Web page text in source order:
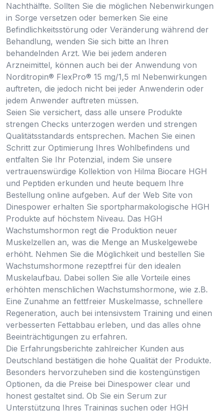
Nachthälfte. Sollten Sie die möglichen Nebenwirkungen
in Sorge versetzen oder bemerken Sie eine
Befindlichkeitsstörung oder Veränderung während der
Behandlung, wenden Sie sich bitte an Ihren
behandelnden Arzt. Wie bei jedem anderen
Arzneimittel, können auch bei der Anwendung von
Norditropin® FlexPro® 15 mg/1,5 ml Nebenwirkungen
auftreten, die jedoch nicht bei jeder Anwenderin oder
jedem Anwender auftreten müssen.
Seien Sie versichert, dass alle unsere Produkte
strengen Checks unterzogen werden und strengen
Qualitätsstandards entsprechen. Machen Sie einen
Schritt zur Optimierung Ihres Wohlbefindens und
entfalten Sie Ihr Potenzial, indem Sie unsere
vertrauenswürdige Kollektion von Hilma Biocare HGH
und Peptiden erkunden und heute bequem Ihre
Bestellung online aufgeben. Auf der Web Site von
Dinespower erhalten Sie sportpharmakologische HGH
Produkte auf höchstem Niveau. Das HGH
Wachstumshormon regt die Produktion neuer
Muskelzellen an, was die Menge an Muskelgewebe
erhöht. Nehmen Sie die Möglichkeit und bestellen Sie
Wachstumshormone rezeptfrei für den idealen
Muskelaufbau. Dabei sollen Sie alle Vorteile eines
erhöhten menschlichen Wachstumshormone, wie z.B.
Eine Zunahme an fettfreier Muskelmasse, schnellere
Regeneration, auch bei intensivstem Training und einen
verbesserten Fettabbau erleben, und das alles ohne
Beeinträchtigungen zu erfahren.
Die Erfahrungsberichte zahlreicher Kunden aus
Deutschland bestätigen die hohe Qualität der Produkte.
Besonders hervorzuheben sind die kostengünstigen
Optionen, da die Preise bei Dinespower clear und
honest gestaltet sind. Ob Sie ein Serum zur
Unterstützung Ihres Trainings suchen oder HGH